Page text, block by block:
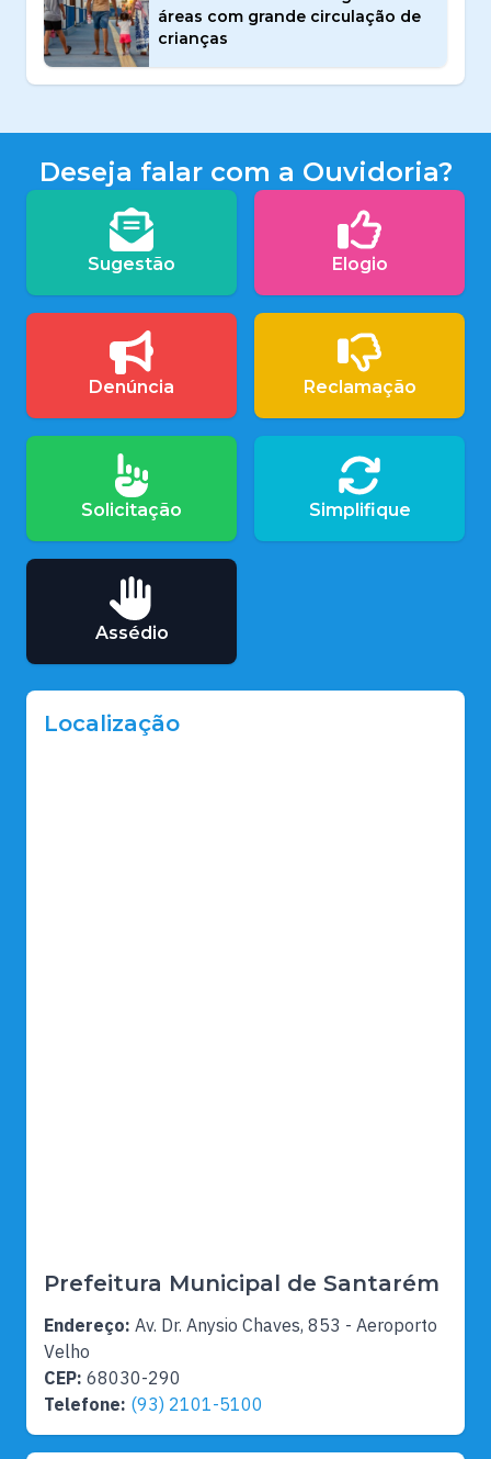
áreas com grande circulação de
crianças
Deseja falar com a Ouvidoria?
Sugestão Elogio
Denúncia Reclamação
Solicitação Simplifique
Assédio
Localização
Prefeitura Municipal de Santarém
Endereço: Av. Dr. Anysio Chaves, 853 - Aeroporto
Velho
CEP: 68030-290
Telefone: (93) 2101-5100